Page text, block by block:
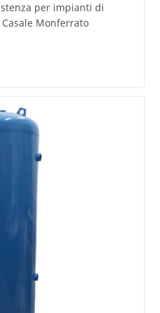
per impianti di
Monferrato